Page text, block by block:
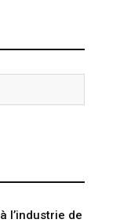
l’industrie de